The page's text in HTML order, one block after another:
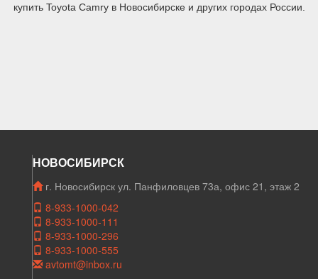
купить Toyota Camry в Новосибирске и других городах России.
НОВОСИБИРСК
г. Новосибирск ул. Панфиловцев 73а, офис 21, этаж 2
8-933-1000-042
8-933-1000-111
8-933-1000-296
8-933-1000-555
avtomt@inbox.ru